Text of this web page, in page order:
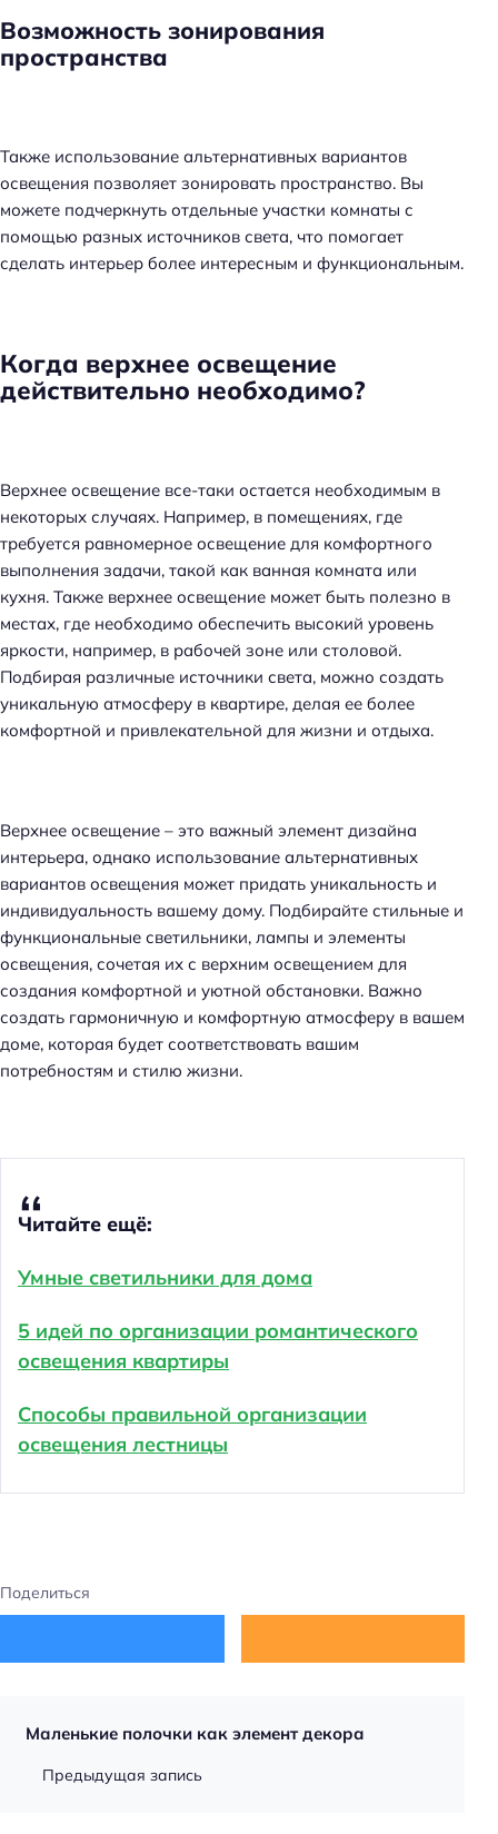
Возможность зонирования
пространства
Также использование альтернативных вариантов
освещения позволяет зонировать пространство. Вы
можете подчеркнуть отдельные участки комнаты с
помощью разных источников света, что помогает
сделать интерьер более интересным и функциональным.
Когда верхнее освещение
действительно необходимо?
Верхнее освещение все-таки остается необходимым в
некоторых случаях. Например, в помещениях, где
требуется равномерное освещение для комфортного
выполнения задачи, такой как ванная комната или
кухня. Также верхнее освещение может быть полезно в
местах, где необходимо обеспечить высокий уровень
яркости, например, в рабочей зоне или столовой.
Подбирая различные источники света, можно создать
уникальную атмосферу в квартире, делая ее более
комфортной и привлекательной для жизни и отдыха.
Верхнее освещение – это важный элемент дизайна
интерьера, однако использование альтернативных
вариантов освещения может придать уникальность и
индивидуальность вашему дому. Подбирайте стильные и
функциональные светильники, лампы и элементы
освещения, сочетая их с верхним освещением для
создания комфортной и уютной обстановки. Важно
создать гармоничную и комфортную атмосферу в вашем
доме, которая будет соответствовать вашим
потребностям и стилю жизни.
Читайте ещё:
Умные светильники для дома
5 идей по организации романтического
освещения квартиры
Способы правильной организации
освещения лестницы
Поделиться
Маленькие полочки как элемент декора
Предыдущая запись